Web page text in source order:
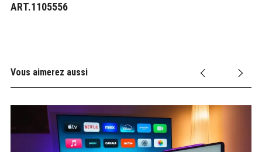
ART.1105556
Vous aimerez aussi